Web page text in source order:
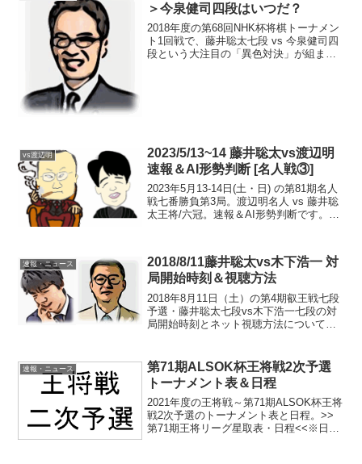
＞今泉健司四段はいつだ？
2018年度の第68回NHK杯将棋トーナメン
ト1回戦で、藤井聡太七段 vs 今泉健司四
段という大注目の「異色対決」が組まれ
vs渡辺明
2023/5/13~14 藤井聡太vs渡辺明
速報＆AI形勢判断 [名人戦③]
2023年5月13-14日(土・日) の第81期名人
戦七番勝負第3局。渡辺明名人 vs 藤井聡
太王将/六冠。速報＆AI形勢判断です。現
ち（渡辺 1-2 藤井）。第...
速報・ニュース
2018/8/11藤井聡太vs木下浩一 対
局開始時刻＆視聴方法
2018年8月11日（土）の第4期叡王戦七段
予選・藤井聡太七段vs木下浩一七段の対
局開始時刻とネット視聴方法について。
段位別予選は、持ち時間1時間（チェス...
速報・ニュース
第71期ALSOK杯王将戦2次予選
トーナメント表＆日程
2021年度の王将戦～第71期ALSOK杯王将
戦2次予選のトーナメント表と日程。>>
第71期王将リーグ星取表・日程<<※日程